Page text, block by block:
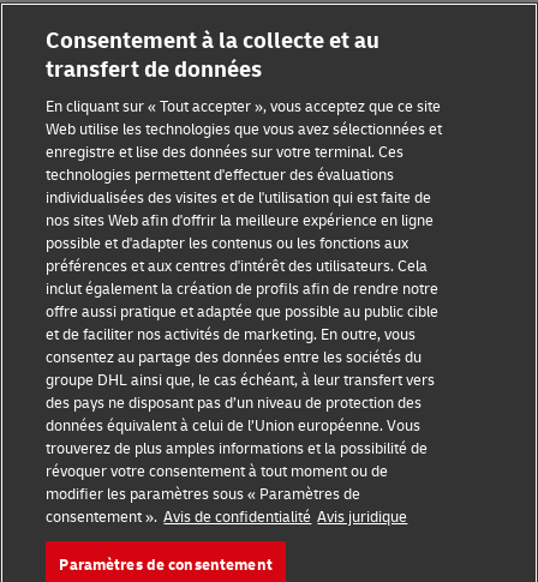
Partenariats avec des marques
Sensibilisation à la fraude
Mention légale
Conditions d’utilisation
Avis de confidentialité
Informations complémentaires
Paramètres des cookies
Suivez-nous
Consentement à la collecte et au
transfert de données
En cliquant sur « Tout accepter », vous acceptez que ce site
Web utilise les technologies que vous avez sélectionnées et
enregistre et lise des données sur votre terminal. Ces
technologies permettent d'effectuer des évaluations
individualisées des visites et de l'utilisation qui est faite de
nos sites Web afin d'offrir la meilleure expérience en ligne
possible et d'adapter les contenus ou les fonctions aux
préférences et aux centres d'intérêt des utilisateurs. Cela
inclut également la création de profils afin de rendre notre
offre aussi pratique et adaptée que possible au public cible
et de faciliter nos activités de marketing. En outre, vous
consentez au partage des données entre les sociétés du
groupe DHL ainsi que, le cas échéant, à leur transfert vers
des pays ne disposant pas d’un niveau de protection des
données équivalent à celui de l’Union européenne. Vous
trouverez de plus amples informations et la possibilité de
révoquer votre consentement à tout moment ou de
modifier les paramètres sous « Paramètres de
consentement ». Avis de confidentialité Avis juridique
Paramètres de consentement